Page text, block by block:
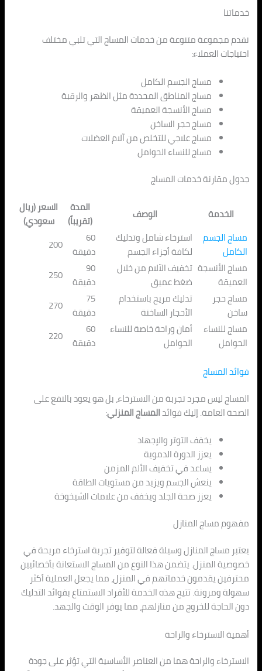
خدماتنا
نقدم مجموعة متنوعة من خدمات المساج التي تلبي مختلف
احتياجات العملاء:
مساج الجسم الكامل
مساج المناطق المحددة مثل الظهر والرقبة
مساج الأنسجة العميقة
مساج حجر الساخن
مساج علاجي للتخلص من آلام العضلات
مساج للنساء الحوامل
جدول مقارنة خدمات المساج
الخدمة الوصف
المدة
(تقريباً)
السعر (ريال
سعودي)
مساج الجسم
الكامل
استرخاء شامل وتدليك
لكافة أجزاء الجسم
60
دقيقة
200
مساج الأنسجة
العميقة
تخفيف الآلام من خلال
ضغط عميق
90
دقيقة
250
مساج حجر
ساخن
تدليك مريح باستخدام
الأحجار الساخنة
75
دقيقة
270
مساج للنساء
الحوامل
أمان وراحة خاصة للنساء
الحوامل
60
دقيقة
220
فوائد المساج
المساج ليس مجرد تجربة من الاسترخاء، بل هو يعود بالنفع على
الصحة العامة. إليك فوائدالمساج المنزلي:
يخفف التوتر والإجهاد
يعزز الدورة الدموية
يساعد في تخفيف الألم المزمن
ينعش الجسم ويزيد من مستويات الطاقة
يعزز صحة الجلد ويخفف من علامات الشيخوخة
مفهوم مساج المنازل
يعتبر مساج المنازل وسيلة فعالة لتوفير تجربة استرخاء مريحة في
خصوصية المنزل. يتضمن هذا النوع من المساج الاستعانة بأخصائيين
محترفين يقدمون خدماتهم في المنزل، مما يجعل العملية أكثر
سهولة ومرونة. تتيح هذه الخدمة للأفراد الاستمتاع بفوائد التدليك
دون الحاجة للخروج من منازلهم، مما يوفر الوقت والجهد.
أهمية الاسترخاء والراحة
الاسترخاء والراحة هما من العناصر الأساسية التي تؤثر على جودة